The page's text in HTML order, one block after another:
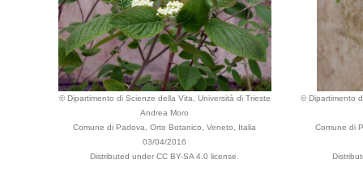
© Dipartimento di Scienze della Vita, Università di Trieste
Andrea Moro
Comune di Padova, Orto Botanico, Veneto, Italia
03/04/2016
Distributed under CC BY-SA 4.0 license.
© Dipartimento
Comune di